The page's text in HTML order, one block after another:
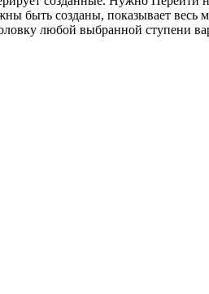
быть созданы, показывает весь
любой выбранной ступени